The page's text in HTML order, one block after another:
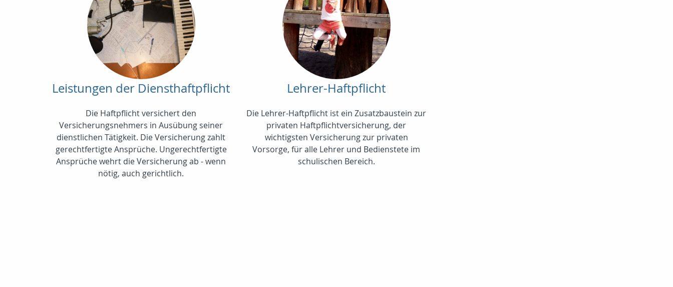
Leistungen der Diensthaftpflicht
Die Haftpflicht versichert den
Versicherungsnehmers in Ausübung seiner
dienstlichen Tätigkeit. Die Versicherung zahlt
gerechtfertigte Ansprüche. Ungerechtfertigte
Ansprüche wehrt die Versicherung ab - wenn
nötig, auch gerichtlich.
Lehrer-Haftpflicht
Die Lehrer-Haftpflicht ist ein Zusatzbaustein zur
privaten Haftpflichtversicherung, der
wichtigsten Versicherung zur privaten
Vorsorge, für alle Lehrer und Bedienstete im
schulischen Bereich.